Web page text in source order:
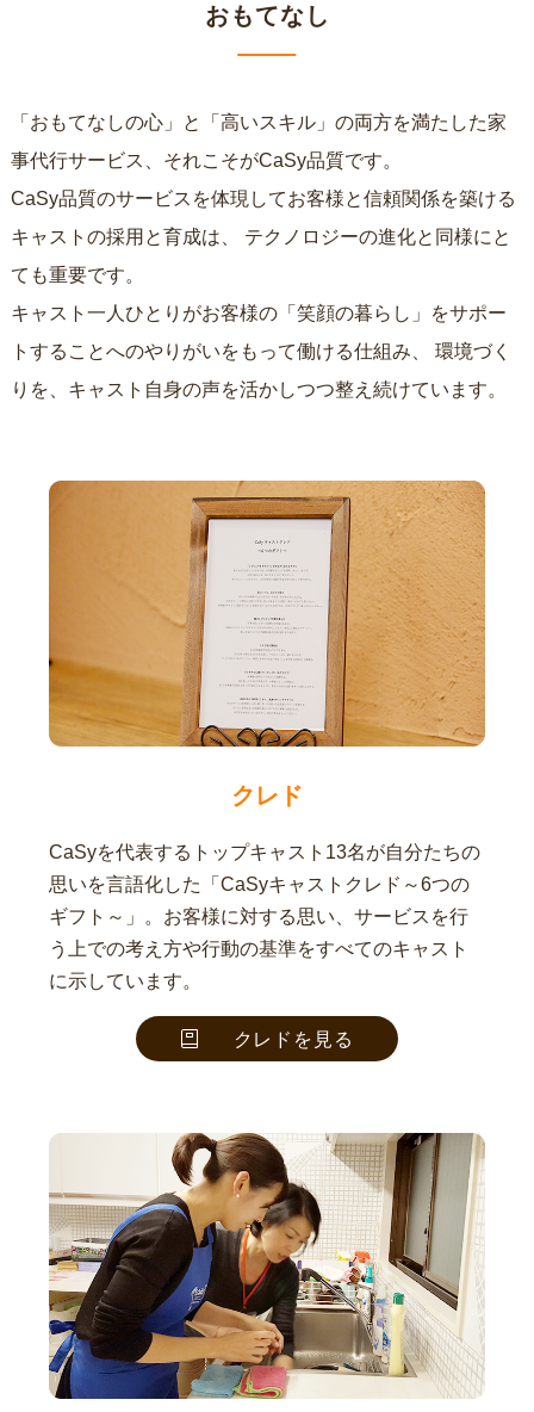
おもてなし
「おもてなしの心」と「高いスキル」の両方を満たした家
事代行サービス、それこそがCaSy品質です。
CaSy品質のサービスを体現してお客様と信頼関係を築ける
キャストの採用と育成は、
ても重要です。
キャスト一人ひとりがお客様の「笑顔の暮らし」をサポー
トすることへのやりがいをもって働ける仕組み、
りを、キャスト自身の声を活かしつつ整え続けています。
クレド
CaSyを代表するトップキャスト13名が自分たちの
思いを言語化した「CaSyキャストクレド～6つの
ギフト～」。お客様に対する思い、サービスを行
う上での考え方や行動の基準をすべてのキャスト
に示しています。
クレドを見る